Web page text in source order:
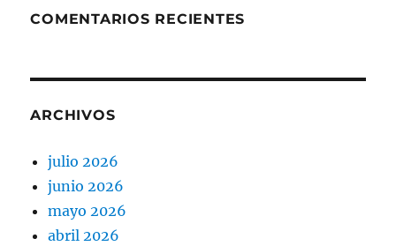
COMENTARIOS RECIENTES
ARCHIVOS
julio 2026
junio 2026
mayo 2026
abril 2026